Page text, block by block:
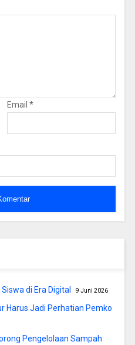
Email *
di Era Digital 9 Juni 2026
Harus Jadi Perhatian Pemko
Pengelolaan Sampah